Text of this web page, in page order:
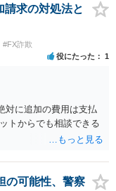
す。しつこいようであ
必要になるかもしれま
請求の対処法と
#FX詐欺
役にたった 1
対に追加の費用は支払
トからでも相談できる
の可能性、警察